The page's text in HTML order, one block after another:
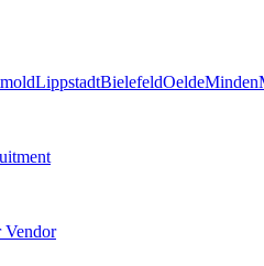
LippstadtBielefeldOeldeMinden
Vendor